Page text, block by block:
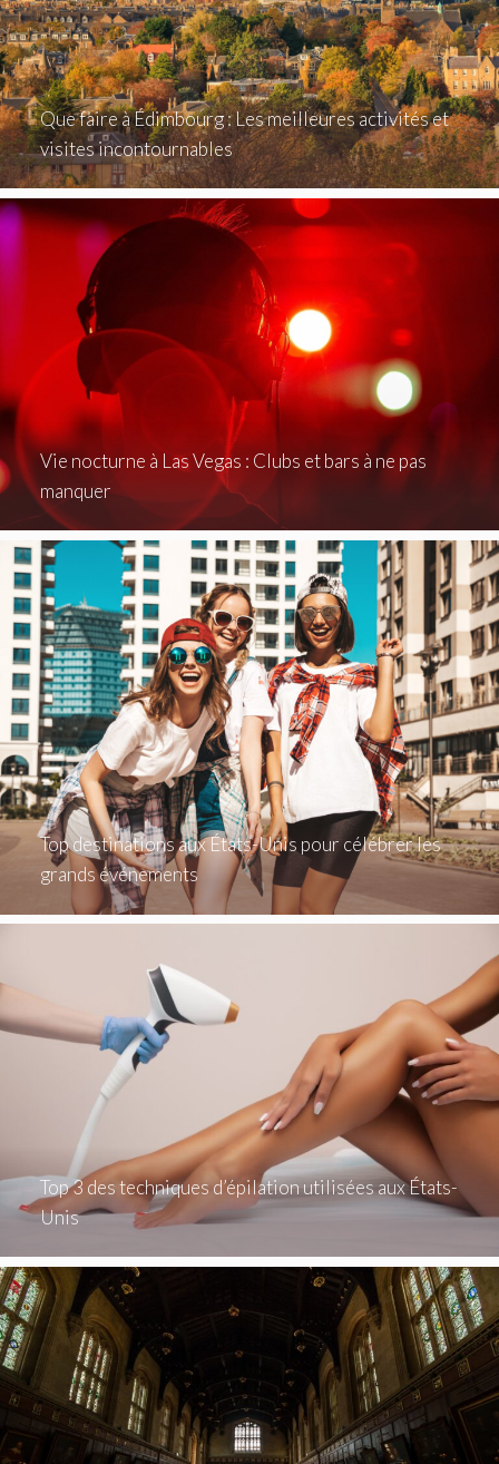
Que faire à Édimbourg : Les meilleures activités et
visites incontournables
Vie nocturne à Las Vegas : Clubs et bars à ne pas
manquer
Top destinations aux États-Unis pour célébrer les
grands événements
Top 3 des techniques d’épilation utilisées aux États-
Unis